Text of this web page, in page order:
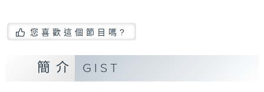
您喜歡這個節目嗎?
簡介 GIST